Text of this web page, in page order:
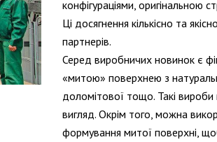
конфігураціями,
Ці досягнення кількісно та
партнерів.
Серед виробничих новинок є
«митою» поверхнею з
доломітової тощо. Такі
вигляд. Окрім того, можна
формування митої поверхні,